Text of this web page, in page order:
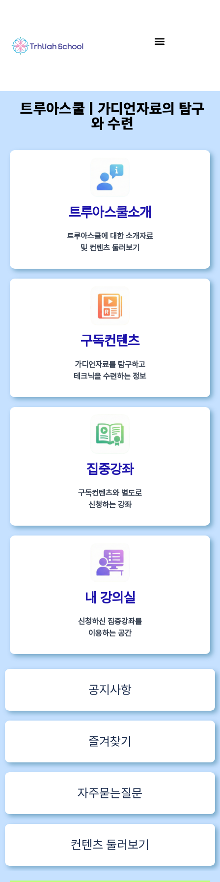
트루아스쿨 | 가디언자료의 탐구
와 수련
트루아스쿨소개
트루아스쿨에 대한 소개자료
및 컨텐츠 둘러보기
구독컨텐츠
가디언자료를 탐구하고
테크닉을 수련하는 정보
집중강좌
구독컨텐츠와 별도로
신청하는 강좌
내 강의실
신청하신 집중강좌를
이용하는 공간
공지사항
즐겨찾기
자주묻는질문
컨텐츠 둘러보기